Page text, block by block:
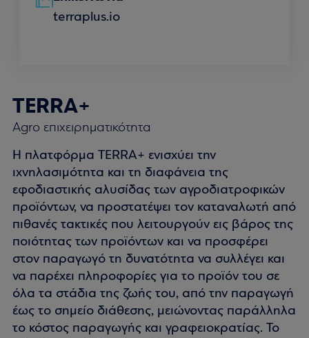
terraplus.io
TERRA+
Agro επιχειρηματικότητα
Η πλατφόρμα TERRA+ ενισχύει την
ιχνηλασιμότητα και τη διαφάνεια της
εφοδιαστικής αλυσίδας των αγροδιατροφικών
προϊόντων, να προστατέψει τον καταναλωτή από
πιθανές τακτικές που λειτουργούν εις βάρος της
ποιότητας των προϊόντων και να προσφέρει
στον παραγωγό τη δυνατότητα να συλλέγει και
να παρέχει πληροφορίες για το προϊόν του σε
όλα τα στάδια της ζωής του, από την παραγωγή
έως το σημείο διάθεσης, μειώνοντας παράλληλα
το κόστος παραγωγής και γραφειοκρατίας. Το